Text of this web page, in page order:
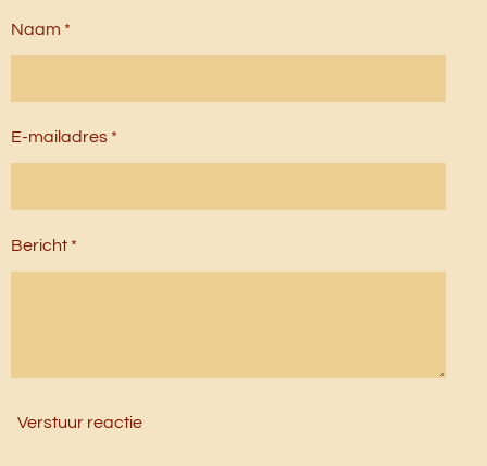
Naam *
E-mailadres *
Bericht *
Verstuur reactie